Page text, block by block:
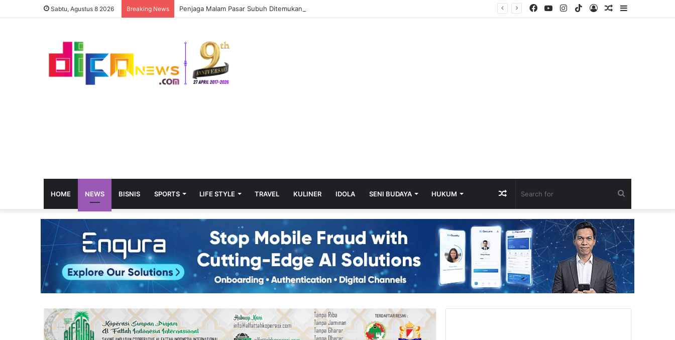
Sabtu, Agustus 8 2026 Breaking News Penjaga Malam Pasar Subuh Ditemukan Tak Bernyawa di Kontrakan, Ini Hasil Pemeriksaan Polisi Sidebar
Random
Log
TikTok
Instagram
YouTube
Facebook
HOME NEWS BISNIS SPORTS LIFE STYLE TRAVEL KULINER IDOLA SENI BUDAYA HUKUM
for
Random
Article